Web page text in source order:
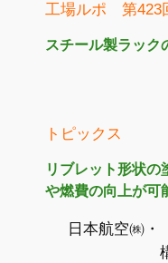
工場ルポ 第423
スチール製ラック
トピックス
リブレット形状の
や燃費の向上が可
日本航空㈱・